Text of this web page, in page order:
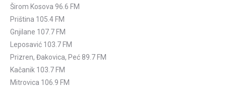
Širom Kosova 96.6 FM
Priština 105.4 FM
Gnjilane 107.7 FM
Leposavić 103.7 FM
Prizren, Đakovica, Peć 89.7 FM
Kačanik 103.7 FM
Mitrovica 106.9 FM